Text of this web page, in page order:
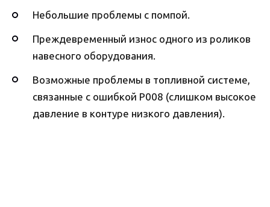
Небольшие проблемы с помпой.
Преждевременный износ одного из роликов
навесного оборудования.
Возможные проблемы в топливной системе,
связанные с ошибкой P008 (слишком высокое
давление в контуре низкого давления).